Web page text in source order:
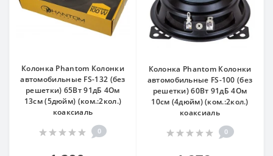
Колонка Phantom Колонки
автомобильные FS-132 (без
решетки) 65Вт 91дБ 4Ом
13см (5дюйм) (ком.:2кол.)
коаксиаль
0
Колонка Phantom Колонки
автомобильные FS-100 (без
решетки) 60Вт 91дБ 4Ом
10см (4дюйм) (ком.:2кол.)
коаксиаль
0